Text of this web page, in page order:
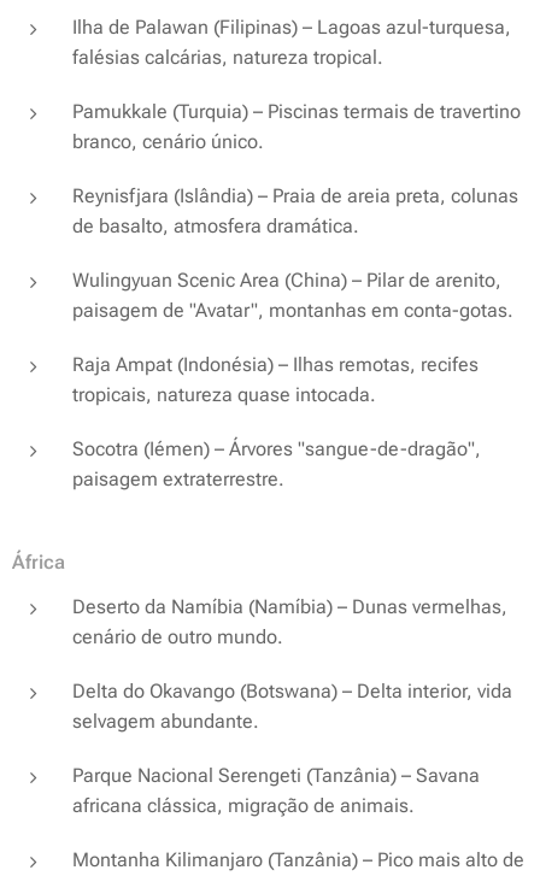
Ilha de Palawan (Filipinas) – Lagoas azul-turquesa,
falésias calcárias, natureza tropical.
Pamukkale (Turquia) – Piscinas termais de travertino
branco, cenário único.
Reynisfjara (Islândia) – Praia de areia preta, colunas
de basalto, atmosfera dramática.
Wulingyuan Scenic Area (China) – Pilar de arenito,
paisagem de "Avatar", montanhas em conta-gotas.
Raja Ampat (Indonésia) – Ilhas remotas, recifes
tropicais, natureza quase intocada.
Socotra (Iémen) – Árvores "sangue-de-dragão",
paisagem extraterrestre.
África
Deserto da Namíbia (Namíbia) – Dunas vermelhas,
cenário de outro mundo.
Delta do Okavango (Botswana) – Delta interior, vida
selvagem abundante.
Parque Nacional Serengeti (Tanzânia) – Savana
africana clássica, migração de animais.
Montanha Kilimanjaro (Tanzânia) – Pico mais alto de